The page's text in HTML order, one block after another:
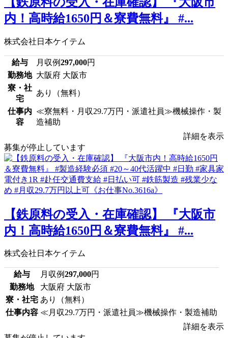
内！高時給1650円＆寮費無料』 #...
株式会社日本ケイテム
給与 月収例297,000円
勤務地 大阪府 大阪市
寮・社
宅
あり（無料）
仕事内
容
≪寮無料・月収29.7万円・派遣社員≫機械操作・製
造補助
詳細を表示
募集が停止しています
【鉄原料の受入・在庫確認】 『大阪市
内！高時給1650円＆寮費無料』 #...
株式会社日本ケイテム
給与 月収例297,000円
勤務地
大阪府 大阪市
寮・社宅 あり（無料）
仕事内容 ≪月収29.7万円・派遣社員≫機械操作・製造補助
詳細を表示